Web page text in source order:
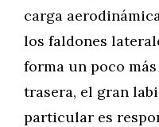
carga
los faldones
forma un poco
trasera, el gran
particular es